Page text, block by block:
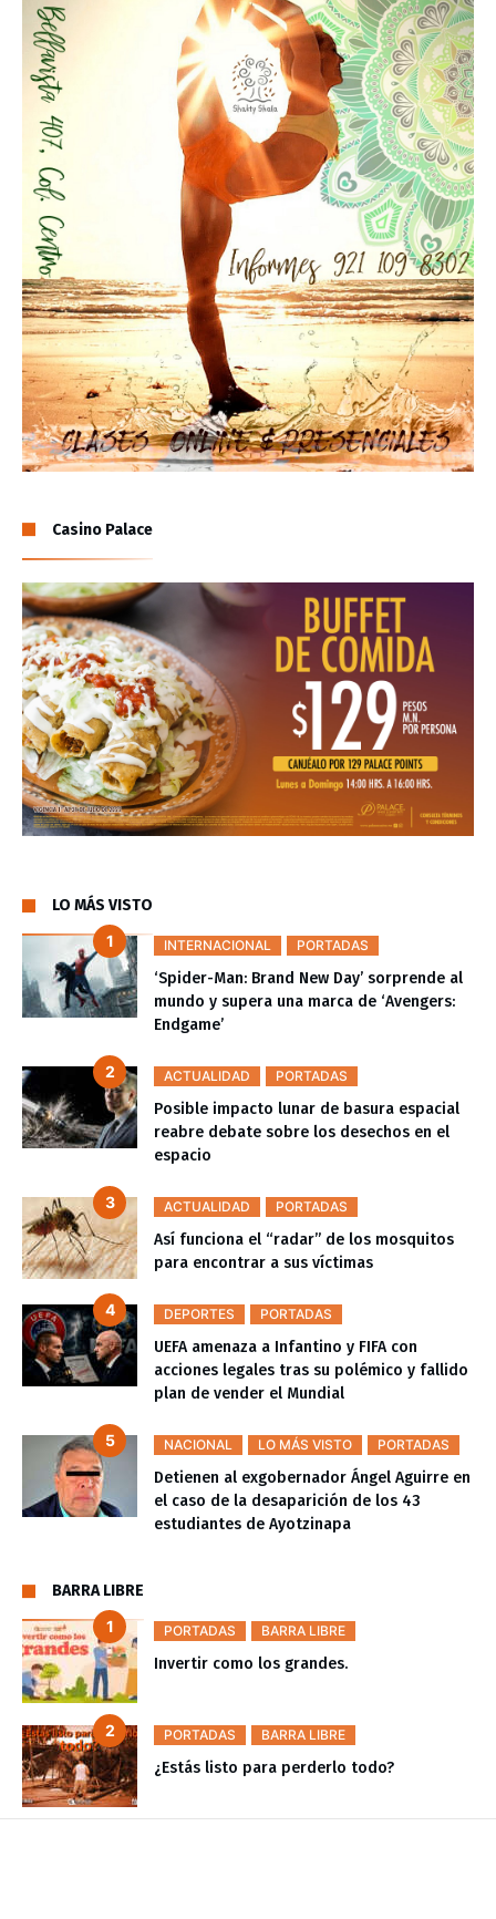
Casino Palace
LO MÁS VISTO
INTERNACIONAL PORTADAS
‘Spider-Man: Brand New Day’ sorprende al
mundo y supera una marca de ‘Avengers:
Endgame’
ACTUALIDAD PORTADAS
Posible impacto lunar de basura espacial
reabre debate sobre los desechos en el
espacio
ACTUALIDAD PORTADAS
Así funciona el “radar” de los mosquitos
para encontrar a sus víctimas
DEPORTES PORTADAS
UEFA amenaza a Infantino y FIFA con
acciones legales tras su polémico y fallido
plan de vender el Mundial
NACIONAL LO MÁS VISTO PORTADAS
Detienen al exgobernador Ángel Aguirre en
el caso de la desaparición de los 43
estudiantes de Ayotzinapa
BARRA LIBRE
PORTADAS BARRA LIBRE
Invertir como los grandes.
PORTADAS BARRA LIBRE
¿Estás listo para perderlo todo?